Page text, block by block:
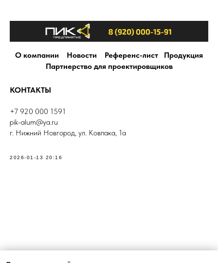
О компании Новости Референс-лист
Продукция
Партнерство для проектировщиков
КОНТАКТЫ
+7 920 000 1591
pik-alum@ya.ru
г. Нижний Новгород, ул. Ковпака, 1а
2026-01-13 20:16